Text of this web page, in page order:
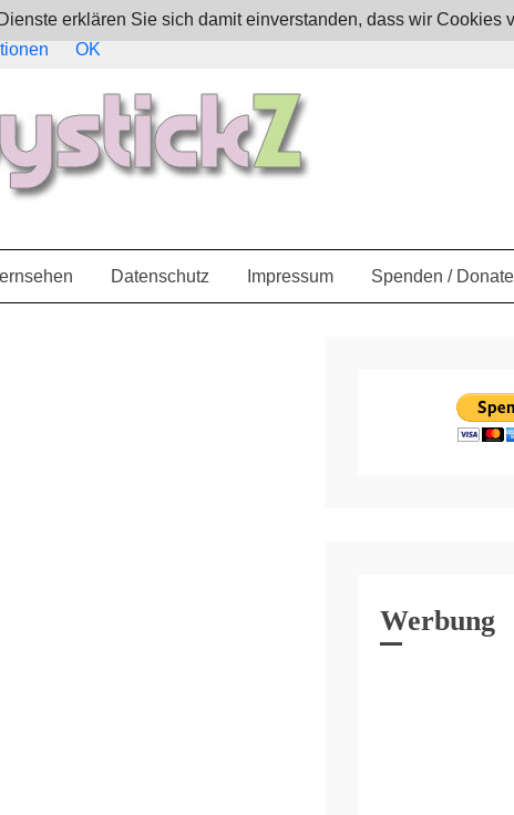
Datenschutz Impressum Spenden / Donate
Werbung
erklären Sie sich damit einverstanden, dass wir Cookies
OK